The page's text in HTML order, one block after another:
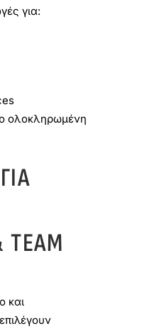
για:
ολοκληρωμένη
και